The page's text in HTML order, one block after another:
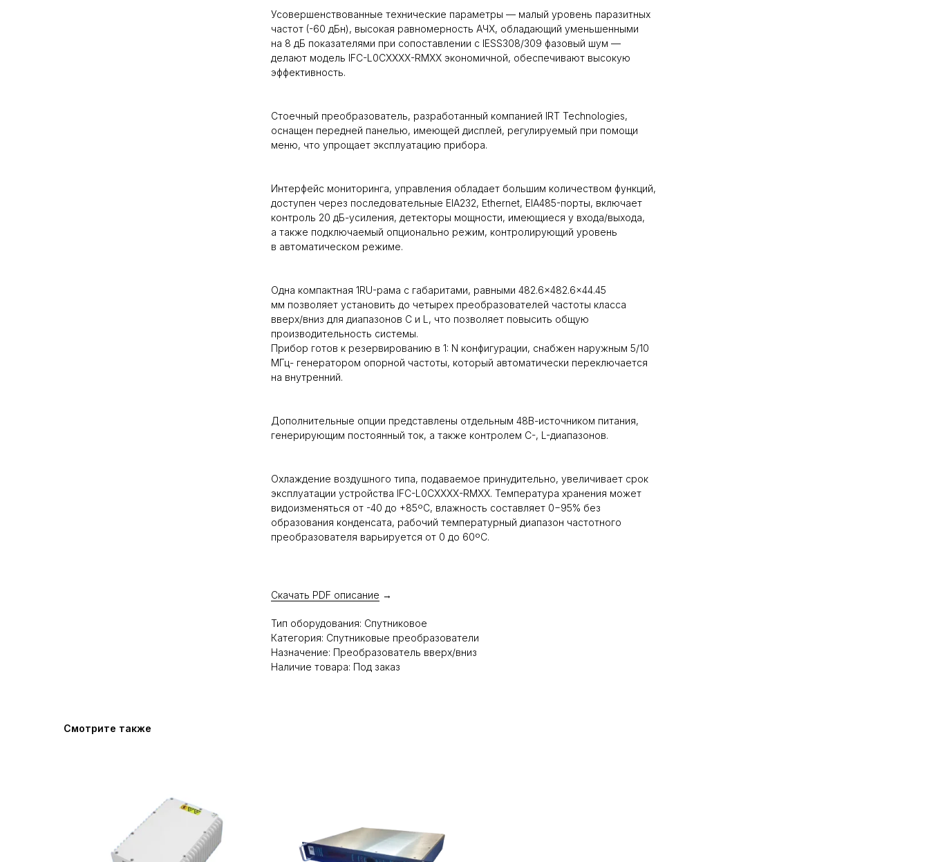
Усовершенствованные технические параметры — малый уровень паразитных
частот (-60 дБн), высокая равномерность АЧХ, обладающий уменьшенными
на 8 дБ показателями при сопоставлении с IESS308/309 фазовый шум —
делают модель IFC-L0CXXXX-RMXX экономичной, обеспечивают высокую
эффективность.
Стоечный преобразователь, разработанный компанией IRT Technologies,
оснащен передней панелью, имеющей дисплей, регулируемый при помощи
меню, что упрощает эксплуатацию прибора.
Интерфейс мониторинга, управления обладает большим количеством функций,
доступен через последовательные EIA232, Ethernet, EIA485-порты, включает
контроль 20 дБ-усиления, детекторы мощности, имеющиеся у входа/выхода,
а также подключаемый опционально режим, контролирующий уровень
в автоматическом режиме.
Одна компактная 1RU-рама с габаритами, равными 482.6×482.6×44.45
мм позволяет установить до четырех преобразователей частоты класса
вверх/вниз для диапазонов С и L, что позволяет повысить общую
производительность системы.
Прибор готов к резервированию в 1: N конфигурации, снабжен наружным 5/10
МГц- генератором опорной частоты, который автоматически переключается
на внутренний.
Дополнительные опции представлены отдельным 48В-источником питания,
генерирующим постоянный ток, а также контролем C-, L-диапазонов.
Охлаждение воздушного типа, подаваемое принудительно, увеличивает срок
эксплуатации устройства IFC-L0CXXXX-RMXX. Температура хранения может
видоизменяться от -40 до +85ºC, влажность составляет 0−95% без
образования конденсата, рабочий температурный диапазон частотного
преобразователя варьируется от 0 до 60ºC.
Скачать PDF описание →
Тип оборудования: Спутниковое
Категория: Спутниковые преобразователи
Назначение: Преобразователь вверх/вниз
Наличие товара: Под заказ
Смотрите также